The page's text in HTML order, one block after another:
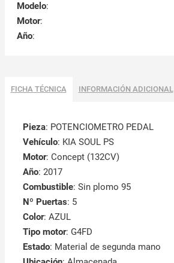
Modelo:
Motor:
Año:
FICHA TÉCNICA INFORMACIÓN ADICIONAL
Pieza: POTENCIOMETRO PEDAL
Vehículo: KIA SOUL PS
Motor: Concept (132CV)
Año: 2017
Combustible: Sin plomo 95
Nº Puertas: 5
Color: AZUL
Tipo motor: G4FD
Estado: Material de segunda mano